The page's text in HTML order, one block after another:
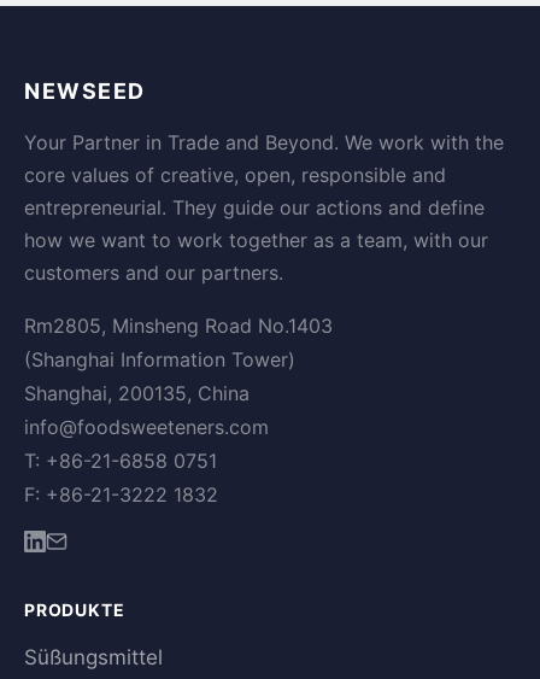
NEWSEED
Your Partner in Trade and Beyond. We work with the
core values of creative, open, responsible and
entrepreneurial. They guide our actions and define
how we want to work together as a team, with our
customers and our partners.
Rm2805, Minsheng Road No.1403
(Shanghai Information Tower)
Shanghai, 200135, China
info@foodsweeteners.com
T: +86-21-6858 0751
F: +86-21-3222 1832
PRODUKTE
Süßungsmittel